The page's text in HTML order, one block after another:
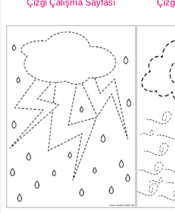
Çizgi Çalışma Sayfası